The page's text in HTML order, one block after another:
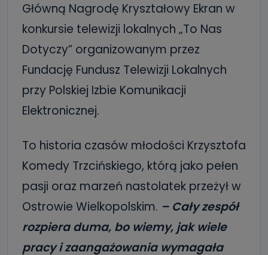
Główną Nagrodę Kryształowy Ekran w
konkursie telewizji lokalnych „To Nas
Dotyczy” organizowanym przez
Fundację Fundusz Telewizji Lokalnych
przy Polskiej Izbie Komunikacji
Elektronicznej.
To historia czasów młodości Krzysztofa
Komedy Trzcińskiego, którą jako pełen
pasji oraz marzeń nastolatek przeżył w
Ostrowie Wielkopolskim. – Cały zespół
rozpiera duma, bo wiemy, jak wiele
pracy i zaangażowania wymagała